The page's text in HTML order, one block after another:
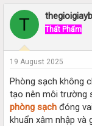
e
d
a
r
t
e
r
r
T Thất Phẩm
19 August 2025
Phòng sạch không
tạo nên môi trường
phòng sạch đóng
khuẩn xâm nhập và